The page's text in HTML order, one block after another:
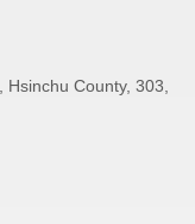
Hsinchu County, 303,